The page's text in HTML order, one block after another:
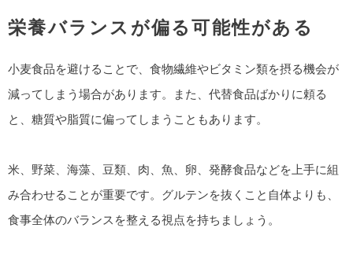
栄養バランスが偏る可能性がある
小麦食品を避けることで、食物繊維やビタミン類を摂る機会が
減ってしまう場合があります。また、代替食品ばかりに頼る
と、糖質や脂質に偏ってしまうこともあります。
米、野菜、海藻、豆類、肉、魚、卵、発酵食品などを上手に組
み合わせることが重要です。グルテンを抜くこと自体よりも、
食事全体のバランスを整える視点を持ちましょう。